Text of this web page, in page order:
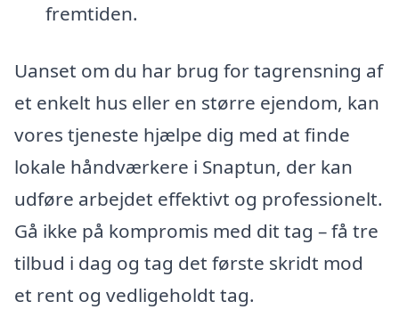
fremtiden.
Uanset om du har brug for tagrensning af
et enkelt hus eller en større ejendom, kan
vores tjeneste hjælpe dig med at finde
lokale håndværkere i Snaptun, der kan
udføre arbejdet effektivt og professionelt.
Gå ikke på kompromis med dit tag – få tre
tilbud i dag og tag det første skridt mod
et rent og vedligeholdt tag.